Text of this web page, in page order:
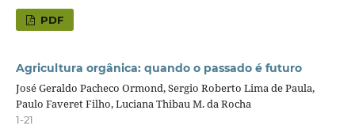
PDF
Agricultura orgânica: quando o passado é futuro
José Geraldo Pacheco Ormond, Sergio Roberto Lima de Paula,
Paulo Faveret Filho, Luciana Thibau M. da Rocha
1-21